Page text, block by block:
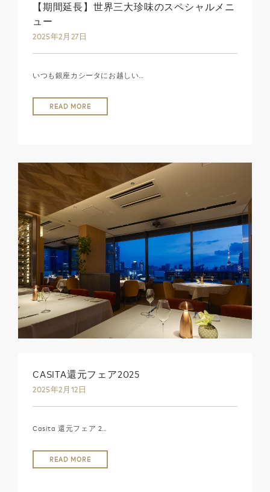
【期間延長】世界三大珍味のスペシャルメニ
ュー
2025年2月27日
いつも銀座カシータにお越しい…
READ MORE
CASITA還元フェア2025
2025年2月12日
Casita 還元フェア 2…
READ MORE